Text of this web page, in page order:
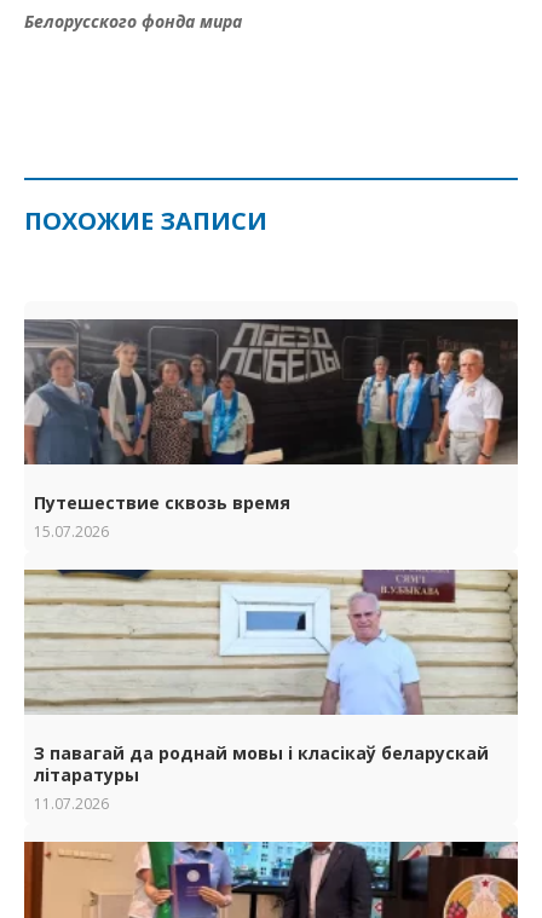
Белорусского фонда мира
ПОХОЖИЕ ЗАПИСИ
Путешествие сквозь время
15.07.2026
З павагай да роднай мовы i класiкаў беларускай
лiтаратуры
11.07.2026